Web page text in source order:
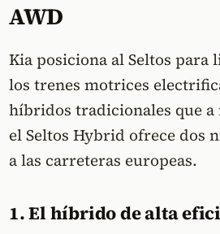
AWD
Kia posiciona al Seltos para
los trenes motrices
híbridos tradicionales que
el Seltos Hybrid ofrece dos
a las carreteras europeas.
1. El híbrido de alta